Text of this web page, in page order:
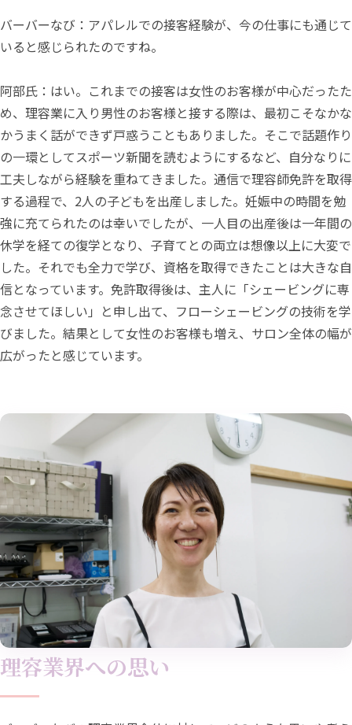
バーバーなび：アパレルでの接客経験が、今の仕事にも通じて
いると感じられたのですね。
阿部氏：はい。これまでの接客は女性のお客様が中心だったた
め、理容業に入り男性のお客様と接する際は、最初こそなかな
かうまく話ができず戸惑うこともありました。そこで話題作り
の一環としてスポーツ新聞を読むようにするなど、自分なりに
工夫しながら経験を重ねてきました。通信で理容師免許を取得
する過程で、2人の子どもを出産しました。妊娠中の時間を勉
強に充てられたのは幸いでしたが、一人目の出産後は一年間の
休学を経ての復学となり、子育てとの両立は想像以上に大変で
した。それでも全力で学び、資格を取得できたことは大きな自
信となっています。免許取得後は、主人に「シェービングに専
念させてほしい」と申し出て、フローシェービングの技術を学
びました。結果として女性のお客様も増え、サロン全体の幅が
広がったと感じています。
理容業界への思い